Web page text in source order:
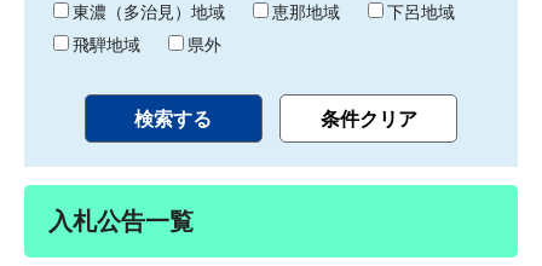
東濃（多治見）地域
恵那地域
下呂地域
飛騨地域
県外
入札公告一覧